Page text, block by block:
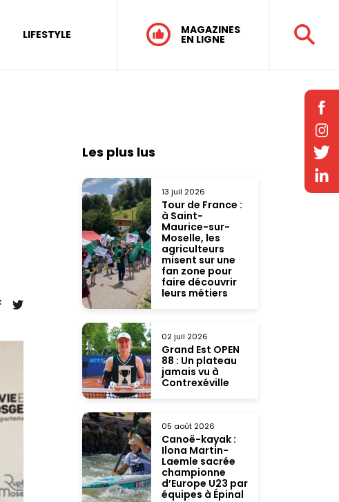
LIFESTYLE MAGAZINES
EN LIGNE
Les plus lus
13 juil 2026
Tour de France :
à Saint-
Maurice-sur-
Moselle, les
agriculteurs
misent sur une
fan zone pour
faire découvrir
leurs métiers
02 juil 2026
Grand Est OPEN
88 : Un plateau
jamais vu à
Contrexéville
05 août 2026
Canoë-kayak :
Ilona Martin-
Laemle sacrée
championne
d’Europe U23 par
équipes à Épinal